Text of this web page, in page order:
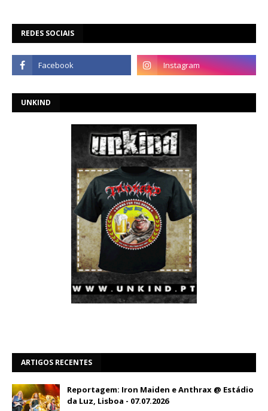
REDES SOCIAIS
UNKIND
ARTIGOS RECENTES
Reportagem: Iron Maiden e Anthrax @ Estádio
da Luz, Lisboa - 07.07.2026